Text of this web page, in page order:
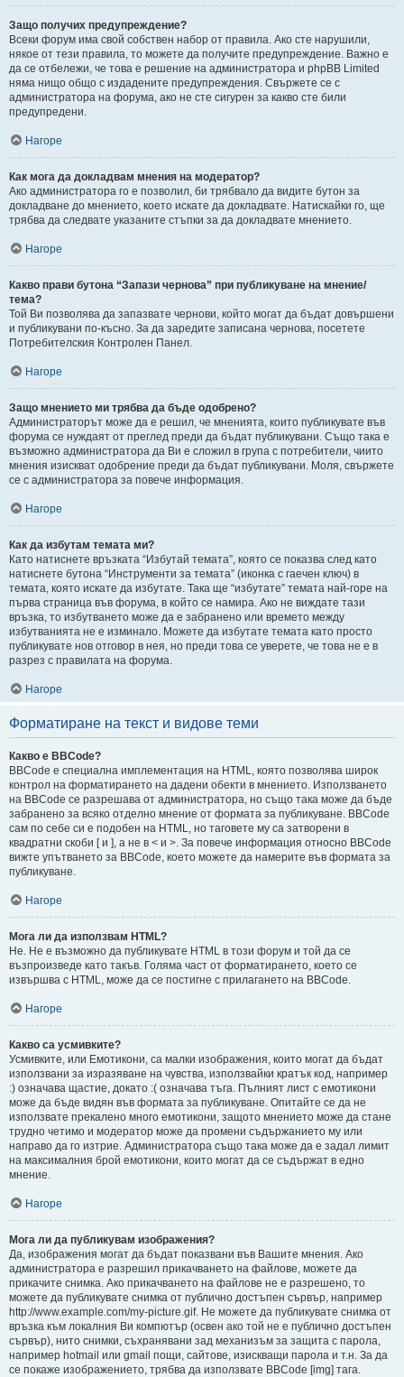
Защо получих предупреждение?
Всеки форум има свой собствен набор от правила. Ако сте нарушили,
някое от тези правила, то можете да получите предупреждение. Важно е
да се отбележи, че това е решение на администратора и phpBB Limited
няма нищо общо с издадените предупреждения. Свържете се с
администратора на форума, ако не сте сигурен за какво сте били
предупредени.
Нагоре
Как мога да докладвам мнения на модератор?
Ако администратора го е позволил, би трябвало да видите бутон за
докладване до мнението, което искате да докладвате. Натискайки го, ще
трябва да следвате указаните стъпки за да докладвате мнението.
Нагоре
Какво прави бутона “Запази чернова” при публикуване на мнение/
тема?
Той Ви позволява да запазвате чернови, който могат да бъдат довършени
и публикувани по-късно. За да заредите записана чернова, посетете
Потребителския Контролен Панел.
Нагоре
Защо мнението ми трябва да бъде одобрено?
Администраторът може да е решил, че мненията, които публикувате във
форума се нуждаят от преглед преди да бъдат публикувани. Също така е
възможно администратора да Ви е сложил в група с потребители, чиито
мнения изискват одобрение преди да бъдат публикувани. Моля, свържете
се с администратора за повече информация.
Нагоре
Как да избутам темата ми?
Като натиснете връзката “Избутай темата”, която се показва след като
натиснете бутона “Инструменти за темата” (иконка с гаечен ключ) в
темата, която искате да избутате. Така ще “избутате” темата най-горе на
първа страница във форума, в който се намира. Ако не виждате тази
връзка, то избутването може да е забранено или времето между
избутванията не е изминало. Можете да избутате темата като просто
публикувате нов отговор в нея, но преди това се уверете, че това не е в
разрез с правилата на форума.
Нагоре
Форматиране на текст и видове теми
Какво е BBCode?
BBCode е специална имплементация на HTML, която позволява широк
контрол на форматирането на дадени обекти в мнението. Използването
на BBCode се разрешава от администратора, но също така може да бъде
забранено за всяко отделно мнение от формата за публикуване. BBCode
сам по себе си е подобен на HTML, но таговете му са затворени в
квадратни скоби [ и ], а не в < и >. За повече информация относно BBCode
вижте упътването за BBCode, което можете да намерите във формата за
публикуване.
Нагоре
Мога ли да използвам HTML?
Не. Не е възможно да публикувате HTML в този форум и той да се
възпроизведе като такъв. Голяма част от форматирането, което се
извършва с HTML, може да се постигне с прилагането на BBCode.
Нагоре
Какво са усмивките?
Усмивките, или Емотикони, са малки изображения, които могат да бъдат
използвани за изразяване на чувства, използвайки кратък код, например
:) означава щастие, докато :( означава тъга. Пълният лист с емотикони
може да бъде видян във формата за публикуване. Опитайте се да не
използвате прекалено много емотикони, защото мнението може да стане
трудно четимо и модератор може да промени съдържанието му или
направо да го изтрие. Администратора също така може да е задал лимит
на максималния брой емотикони, които могат да се съдържат в едно
мнение.
Нагоре
Мога ли да публикувам изображения?
Да, изображения могат да бъдат показвани във Вашите мнения. Ако
администратора е разрешил прикачването на файлове, можете да
прикачите снимка. Ако прикачването на файлове не е разрешено, то
можете да публикувате снимка от публично достъпен сървър, например
http://www.example.com/my-picture.gif. Не можете да публикувате снимка от
връзка към локалния Ви компютър (освен ако той не е публично достъпен
сървър), нито снимки, съхранявани зад механизъм за защита с парола,
например hotmail или gmail пощи, сайтове, изискващи парола и т.н. За да
се покаже изображението, трябва да използвате BBCode [img] тага.